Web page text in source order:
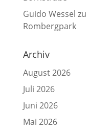
Guido Wessel zu
Rombergpark
Archiv
August 2026
Juli 2026
Juni 2026
Mai 2026